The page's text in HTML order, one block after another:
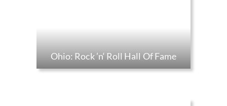
Ohio: Rock ’n‘ Roll Hall Of Fame